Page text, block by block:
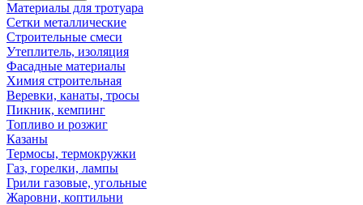
Материалы для тротуара
Сетки металлические
Строительные смеси
Утеплитель, изоляция
Фасадные материалы
Химия строительная
Веревки, канаты, тросы
Пикник, кемпинг
Топливо и розжиг
Казаны
Термосы, термокружки
Газ, горелки, лампы
Грили газовые, угольные
Жаровни, коптильни